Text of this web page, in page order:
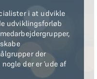
i at udvikle
udviklingsforløb
der
der er ’ude af